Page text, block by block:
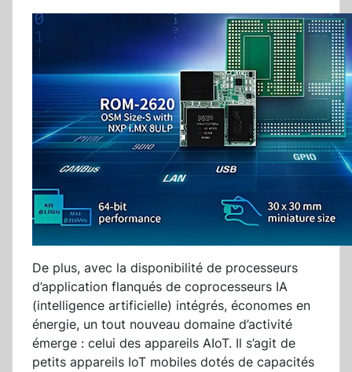
De plus, avec la disponibilité de processeurs
d’application flanqués de coprocesseurs IA
(intelligence artificielle) intégrés, économes en
énergie, un tout nouveau domaine d’activité
émerge : celui des appareils AIoT. Il s’agit de
petits appareils IoT mobiles dotés de capacités